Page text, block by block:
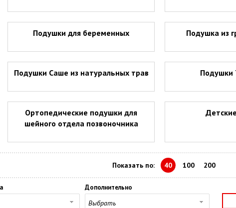
Подушки для беременных Подушка из
Подушки Саше из натуральных трав Подушки
Ортопедические подушки для
шейного отдела позвоночника
Показать по: 40 100 200
Дополнительно
Выбрать